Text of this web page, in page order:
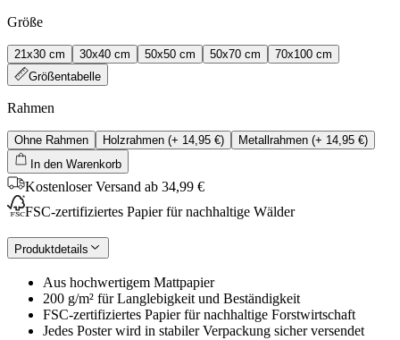
Größe
21x30 cm 30x40 cm 50x50 cm 50x70 cm
70x100 cm
Größentabelle
Rahmen
Ohne Rahmen Holzrahmen (+ 14,95 €) Metallrahmen (+ 14,95 €)
In den Warenkorb
Kostenloser Versand ab 34,99 €
FSC-zertifiziertes Papier für nachhaltige Wälder
Produktdetails
Aus hochwertigem Mattpapier
200 g/m² für Langlebigkeit und Beständigkeit
FSC-zertifiziertes Papier für nachhaltige Forstwirtschaft
Jedes Poster wird in stabiler Verpackung sicher versendet